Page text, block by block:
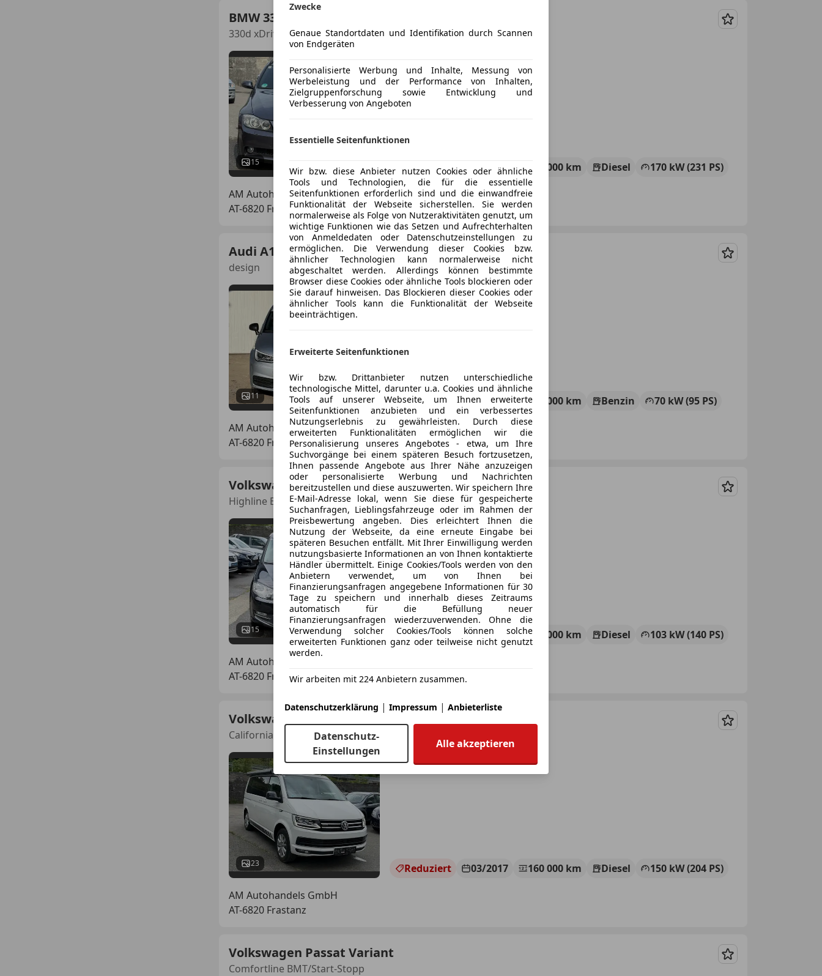
BMW 330
330d xDrive
Merken
15
€ 5 200
Reduziert 02/2007 290 000 km Diesel
170 kW (231 PS)
AM Autohandels GmbH
AT-6820 Frastanz
Audi A1
design
Merken
11
€ 10 000 € 11 000,-
Reduziert 01/2018 150 000 km Benzin
70 kW (95 PS)
AM Autohandels GmbH
AT-6820 Frastanz
Volkswagen Sharan
Highline BMT 4Motion
Merken
15
€ 7 000 € 8 100,-
Reduziert 12/2011 250 000 km Diesel
103 kW (140 PS)
AM Autohandels GmbH
AT-6820 Frastanz
Volkswagen T6 California
California Beach Edition 4Motion
Merken
23
€ 39 000 € 42 900,-
Reduziert 03/2017 160 000 km Diesel
150 kW (204 PS)
AM Autohandels GmbH
AT-6820 Frastanz
Volkswagen Passat Variant
Comfortline BMT/Start-Stopp
Merken
Zwecke
Genaue Standortdaten und Identifikation durch Scannen
von Endgeräten
Personalisierte Werbung und Inhalte, Messung von
Werbeleistung und der Performance von Inhalten,
Zielgruppenforschung sowie Entwicklung und
Verbesserung von Angeboten
Essentielle Seitenfunktionen
Wir bzw. diese Anbieter nutzen Cookies oder ähnliche
Tools und Technologien, die für die essentielle
Seitenfunktionen erforderlich sind und die einwandfreie
Funktionalität der Webseite sicherstellen. Sie werden
normalerweise als Folge von Nutzeraktivitäten genutzt, um
wichtige Funktionen wie das Setzen und Aufrechterhalten
von Anmeldedaten oder Datenschutzeinstellungen zu
ermöglichen. Die Verwendung dieser Cookies bzw.
ähnlicher Technologien kann normalerweise nicht
abgeschaltet werden. Allerdings können bestimmte
Browser diese Cookies oder ähnliche Tools blockieren oder
Sie darauf hinweisen. Das Blockieren dieser Cookies oder
ähnlicher Tools kann die Funktionalität der Webseite
beeinträchtigen.
Erweiterte Seitenfunktionen
Wir bzw. Drittanbieter nutzen unterschiedliche
technologische Mittel, darunter u.a. Cookies und ähnliche
Tools auf unserer Webseite, um Ihnen erweiterte
Seitenfunktionen anzubieten und ein verbessertes
Nutzungserlebnis zu gewährleisten. Durch diese
erweiterten Funktionalitäten ermöglichen wir die
Personalisierung unseres Angebotes - etwa, um Ihre
Suchvorgänge bei einem späteren Besuch fortzusetzen,
Ihnen passende Angebote aus Ihrer Nähe anzuzeigen
oder personalisierte Werbung und Nachrichten
bereitzustellen und diese auszuwerten. Wir speichern Ihre
E-Mail-Adresse lokal, wenn Sie diese für gespeicherte
Suchanfragen, Lieblingsfahrzeuge oder im Rahmen der
Preisbewertung angeben. Dies erleichtert Ihnen die
Nutzung der Webseite, da eine erneute Eingabe bei
späteren Besuchen entfällt. Mit Ihrer Einwilligung werden
nutzungsbasierte Informationen an von Ihnen kontaktierte
Händler übermittelt. Einige Cookies/Tools werden von den
Anbietern verwendet, um von Ihnen bei
Finanzierungsanfragen angegebene Informationen für 30
Tage zu speichern und innerhalb dieses Zeitraums
automatisch für die Befüllung neuer
Finanzierungsanfragen wiederzuverwenden. Ohne die
Verwendung solcher Cookies/Tools können solche
erweiterten Funktionen ganz oder teilweise nicht genutzt
werden.
Wir arbeiten mit 224 Anbietern zusammen.
Datenschutzerklärung | Impressum | Anbieterliste
Datenschutz-
Einstellungen
Alle akzeptieren